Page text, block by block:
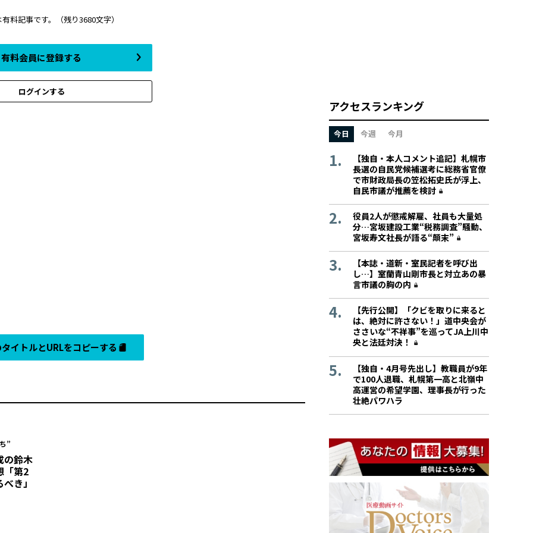
料記事です。 （残り3680文字）
有料会員に登録する
ログインする
イトルとURLをコピーする
”
の鈴木
「第2
き」
アクセスランキング
今日 今週 今月
【独自・本人コメント追記】札幌市
長選の自民党候補選考に総務省官僚
で市財政局長の笠松拓史氏が浮上、
自民市議が推薦を検討
役員2人が懲戒解雇、社員も大量処
分…宮坂建設工業“税務調査”騒動、
宮坂寿文社長が語る“顛末”
【本誌・道新・室民記者を呼び出
し…】室蘭青山剛市長と対立あの暴
言市議の胸の内
【先行公開】「クビを取りに来ると
は、絶対に許さない！」道中央会が
ささいな“不祥事”を巡ってJA上川中
央と法廷対決！
【独自・4月号先出し】教職員が9年
で100人退職、札幌第一高と北嶺中
高運営の希望学園、理事長が行った
壮絶パワハラ